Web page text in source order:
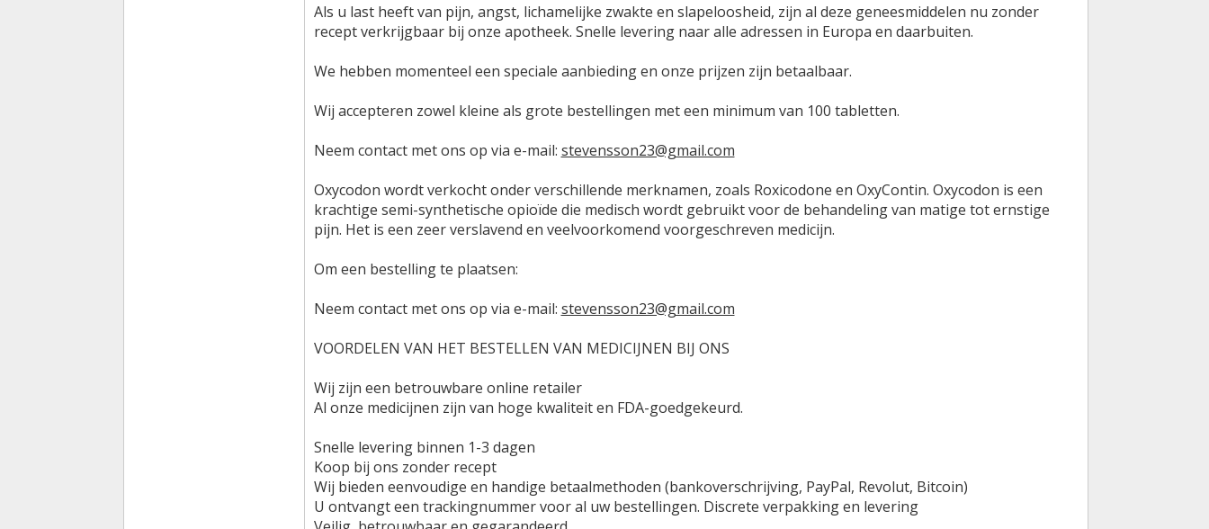
Als u last heeft van pijn, angst, lichamelijke zwakte en slapeloosheid, zijn al deze geneesmiddelen nu zonder
recept verkrijgbaar bij onze apotheek. Snelle levering naar alle adressen in Europa en daarbuiten.
We hebben momenteel een speciale aanbieding en onze prijzen zijn betaalbaar.
Wij accepteren zowel kleine als grote bestellingen met een minimum van 100 tabletten.
Neem contact met ons op via e-mail: stevensson23@gmail.com
Oxycodon wordt verkocht onder verschillende merknamen, zoals Roxicodone en OxyContin. Oxycodon is een
krachtige semi-synthetische opioïde die medisch wordt gebruikt voor de behandeling van matige tot ernstige
pijn. Het is een zeer verslavend en veelvoorkomend voorgeschreven medicijn.
Om een ​​bestelling te plaatsen:
Neem contact met ons op via e-mail: stevensson23@gmail.com
VOORDELEN VAN HET BESTELLEN VAN MEDICIJNEN BIJ ONS
Wij zijn een betrouwbare online retailer
Al onze medicijnen zijn van hoge kwaliteit en FDA-goedgekeurd.
Snelle levering binnen 1-3 dagen
Koop bij ons zonder recept
Wij bieden eenvoudige en handige betaalmethoden (bankoverschrijving, PayPal, Revolut, Bitcoin)
U ontvangt een trackingnummer voor al uw bestellingen. Discrete verpakking en levering